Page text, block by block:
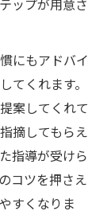
にもアドバイ
てくれます。
案してくれて
摘してもらえ
指導が受けら
コツを押さえ
すくなりま